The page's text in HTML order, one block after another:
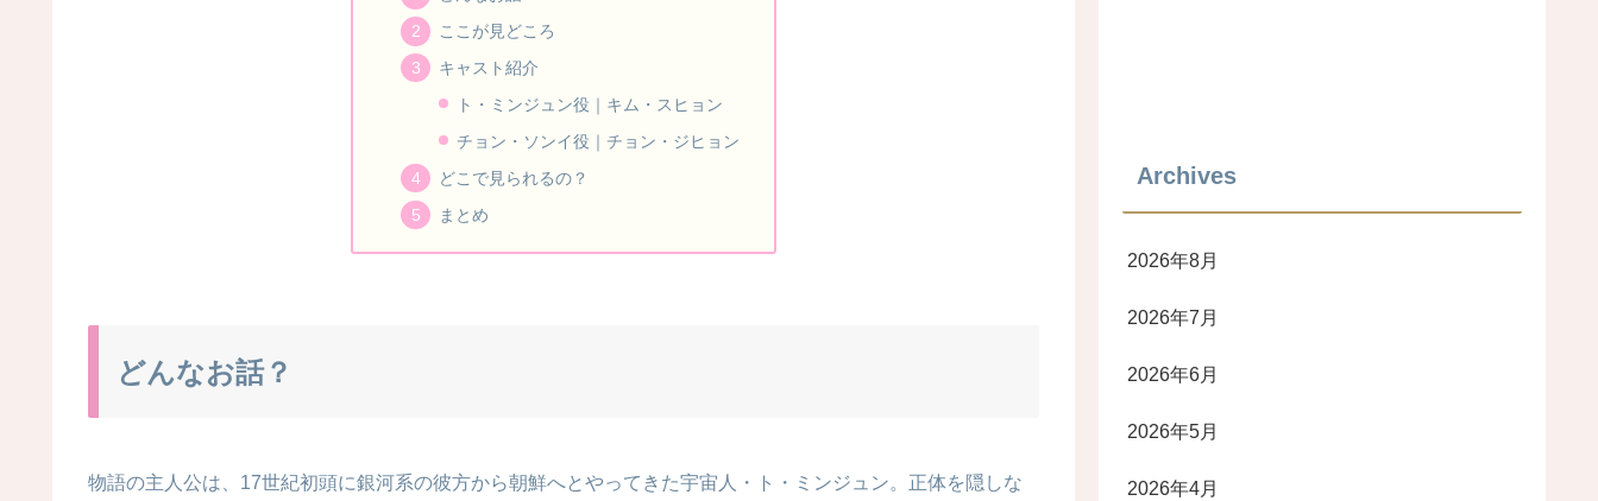
ここが見どころ
キャスト紹介
ト・ミンジュン役｜キム・スヒョン
チョン・ソンイ役｜チョン・ジヒョン
どこで見られるの？
まとめ
どんなお話？
物語の主人公は、17世紀初頭に銀河系の彼方から朝鮮へとやってきた宇宙人・ト・ミンジュン。正体を隠しな
Archives
2026年8月
2026年7月
2026年6月
2026年5月
2026年4月